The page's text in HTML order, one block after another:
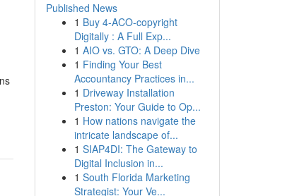
Published News
1 Buy 4-ACO-copyright
Digitally : A Full Exp...
1 AIO vs. GTO: A Deep Dive
1 Finding Your Best
Accountancy Practices in...
1 Driveway Installation
Preston: Your Guide to Op...
1 How nations navigate the
intricate landscape of...
1 SIAP4DI: The Gateway to
Digital Inclusion in...
1 South Florida Marketing
Strategist: Your Ve...